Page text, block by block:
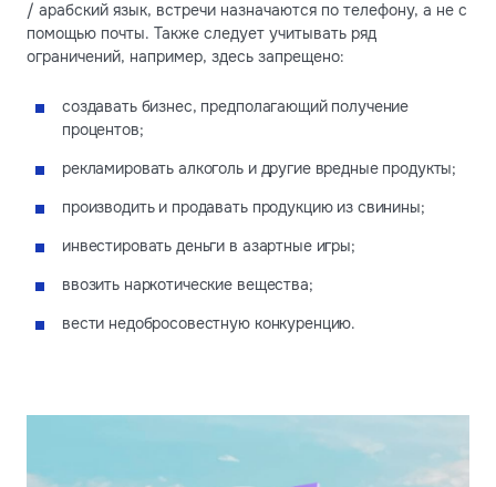
/ арабский язык, встречи назначаются по телефону, а не с
помощью почты. Также следует учитывать ряд
ограничений, например, здесь запрещено:
создавать бизнес, предполагающий получение
процентов;
рекламировать алкоголь и другие вредные продукты;
производить и продавать продукцию из свинины;
инвестировать деньги в азартные игры;
ввозить наркотические вещества;
вести недобросовестную конкуренцию.